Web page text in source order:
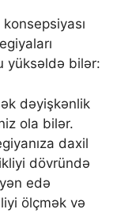
yüksəldə bilər:
dəyişkənlik
ola bilər.
daxil
dövründə
edə
ölçmək və